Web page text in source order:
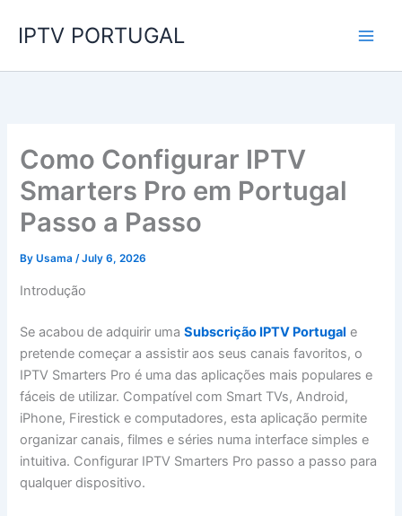
IPTV PORTUGAL
Como Configurar IPTV
Smarters Pro em Portugal
Passo a Passo
ByUsama/July 6, 2026
Introdução
Se acabou de adquirir umaSubscrição IPTV Portugal e
pretende começar a assistir aos seus canais favoritos, o
IPTV Smarters Pro é uma das aplicações mais populares e
fáceis de utilizar. Compatível com Smart TVs, Android,
iPhone, Firestick e computadores, esta aplicação permite
organizar canais, filmes e séries numa interface simples e
intuitiva. Configurar IPTV Smarters Pro passo a passo para
qualquer dispositivo.